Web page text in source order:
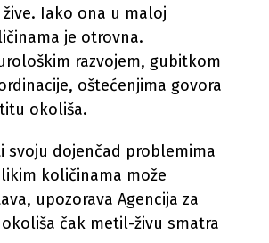
Iako ona u maloj
je otrovna.
razvojem, gubitkom
oštećenjima govora
okoliša.
svoju dojenčad problemima
količinama može
upozorava Agencija za
čak metil-živu smatra